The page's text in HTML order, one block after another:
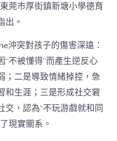
莞市厚街鎮新塘小學德育
出。
沖突對孩子的傷害深遠：
不被懂得”而產生逆反心
；二是導致情緒掉控，急
和生涯；三是形成社交窘
，認為“不玩游戲就和同
現實關系。